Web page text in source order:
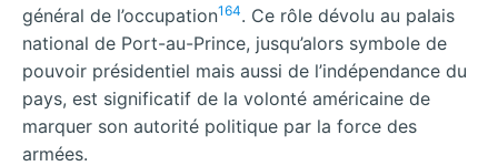
général de l’occupation164. Ce rôle dévolu au palais
national de Port-au-Prince, jusqu’alors symbole de
pouvoir présidentiel mais aussi de l’indépendance du
pays, est significatif de la volonté américaine de
marquer son autorité politique par la force des
armées.